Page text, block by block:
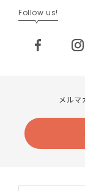
Follow us!
メルマ